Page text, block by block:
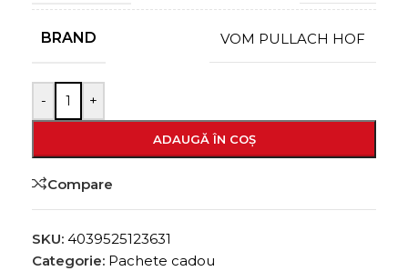
BRAND VOM PULLACH HOF
- +
ADAUGĂ ÎN COȘ
Compare
SKU: 4039525123631
Categorie: Pachete cadou